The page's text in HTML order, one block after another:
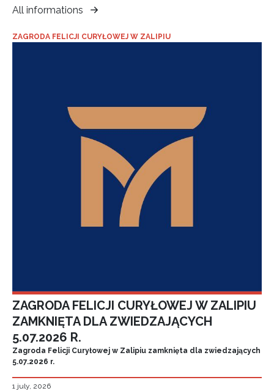
All informations
Muzeum
Ziemi
Tarnowskiej
ZAGRODA FELICJI CURYŁOWEJ W ZALIPIU
ZAGRODA FELICJI CURYŁOWEJ W ZALIPIU
ZAMKNIĘTA DLA ZWIEDZAJĄCYCH
5.07.2026 R.
Zagroda Felicji Curyłowej w Zalipiu zamknięta dla zwiedzających
5.07.2026 r.
1 july, 2026